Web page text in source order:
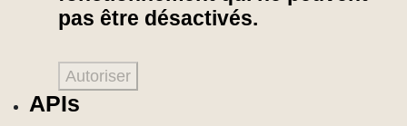
pas être désactivés.
Autoriser
APIs